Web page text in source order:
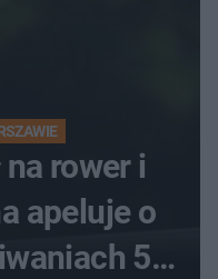
rower i
apeluje o
59-